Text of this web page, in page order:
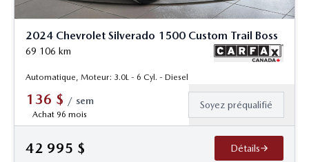
2024 Chevrolet Silverado 1500 Custom Trail Boss
69 106 km
Automatique, Moteur: 3.0L - 6 Cyl. - Diesel
136 $ / sem
Achat 96 mois
Soyez préqualifié
42 995 $ Détails